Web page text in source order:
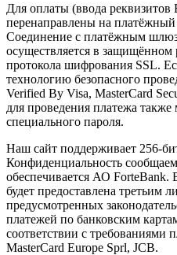
Для оплаты (ввода
перенаправлены на
Соединение с платёжным
осуществляется в
протокола шифрования SSL.
технологию безопасного
Verified By Visa, MasterCard
для проведения платежа также
специального пароля.
Наш сайт поддерживает 256-
Конфиденциальность
обеспечивается АО ForteBank.
будет предоставлена третьим
предусмотренных
платежей по банковским
соответствии с требованиями
MasterCard Europe Sprl, JCB.